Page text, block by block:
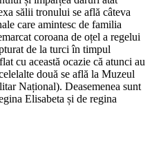
sălii tronului se află câteva
care amintesc de familia
coroana de oțel a regelui
de la turci în timpul
cu această ocazie că atunci au
două se află la Muzeul
Național). Deasemenea sunt
Elisabeta și de regina